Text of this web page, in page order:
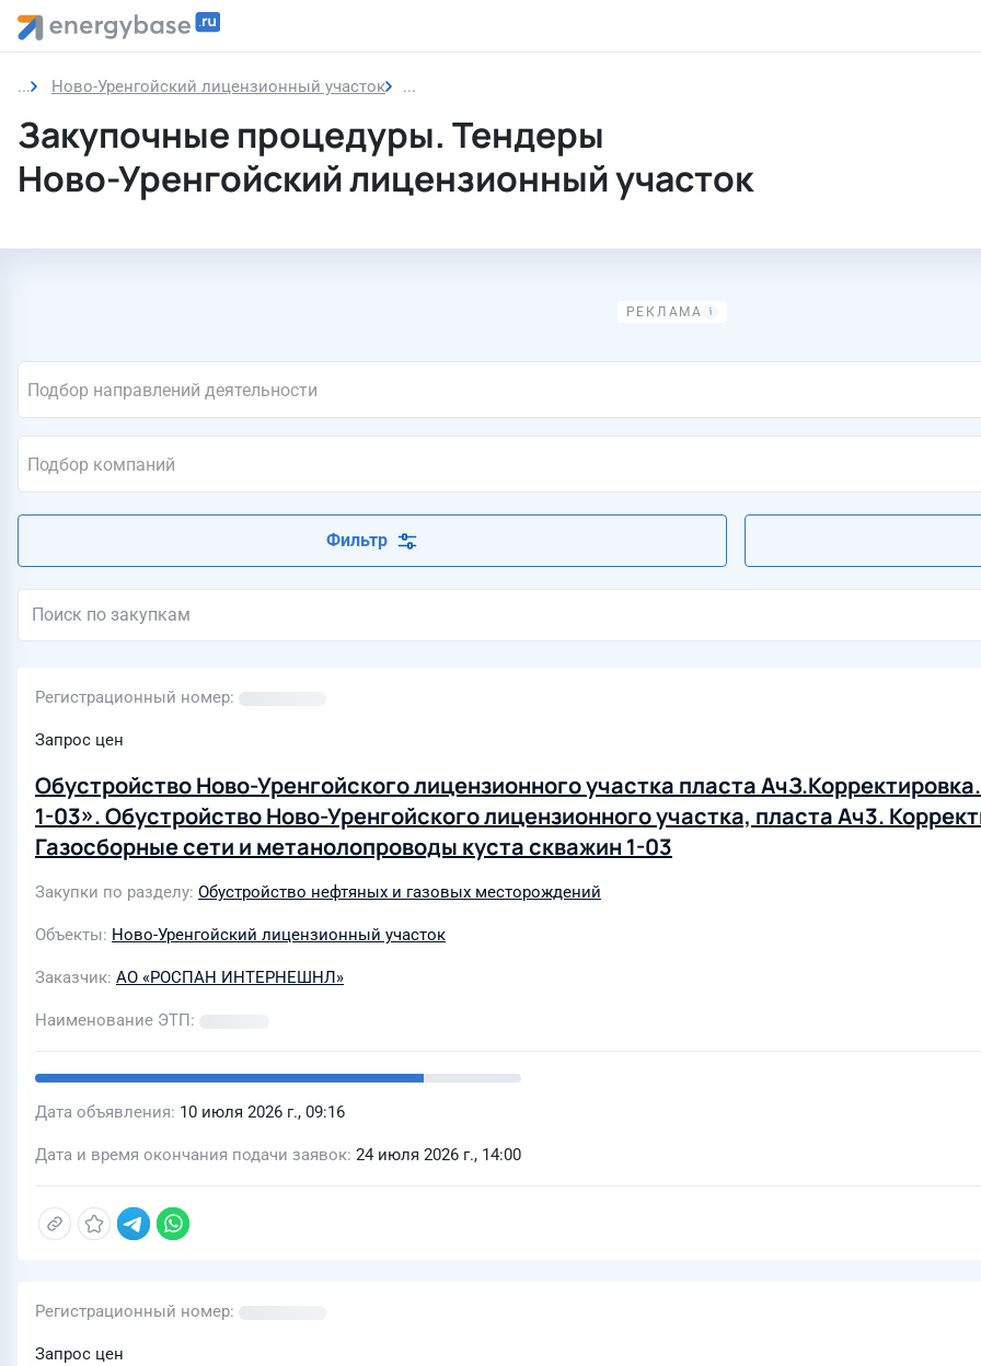
Ново-Уренгойский лицензионный участок Закупочные процедуры. Тендеры
Закупочные процедуры. Тендеры
Ново-Уренгойский лицензионный участок
Подбор направлений деятельности
Подбор компаний
Фильтр
Регистрационный номер
Запрос цен
Обустройство Ново-Уренгойского лицензионного участка пласта
1-03». Обустройство Ново-Уренгойского лицензионного участка, пласта Ач3.
Газосборные сети и метанолопроводы куста скважин 1-03
Закупки по разделу Обустройство нефтяных и газовых месторождений
Объекты Ново-Уренгойский лицензионный участок
Заказчик АО «РОСПАН ИНТЕРНЕШНЛ»
Наименование ЭТП
Дата объявления 10 июля 2026 г., 09:16
Дата и время окончания подачи заявок 24 июля 2026 г., 14:00
Регистрационный номер
Запрос цен